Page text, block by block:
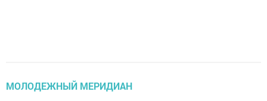
МОЛОДЕЖНЫЙ МЕРИДИАН